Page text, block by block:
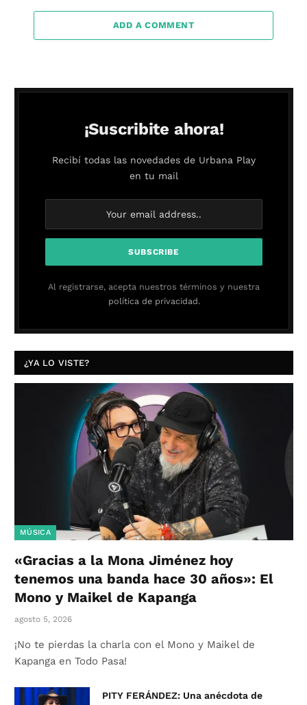
ADD A COMMENT
¡Suscribite ahora!
Recibí todas las novedades de Urbana Play
en tu mail
Al registrarse, acepta nuestros términos y nuestra
política de privacidad.
¿YA LO VISTE?
MÚSICA
«Gracias a la Mona Jiménez hoy
tenemos una banda hace 30 años»: El
Mono y Maikel de Kapanga
agosto 5, 2026
¡No te pierdas la charla con el Mono y Maikel de
Kapanga en Todo Pasa!
PITY FERÁNDEZ: Una anécdota de